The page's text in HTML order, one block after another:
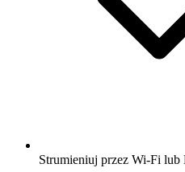
Strumieniuj przez Wi-Fi lub